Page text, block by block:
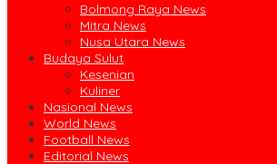
Bolmong Raya News
Mitra News
Nusa Utara News
Budaya Sulut
Kesenian
Kuliner
Nasional News
World News
Football News
Editorial News